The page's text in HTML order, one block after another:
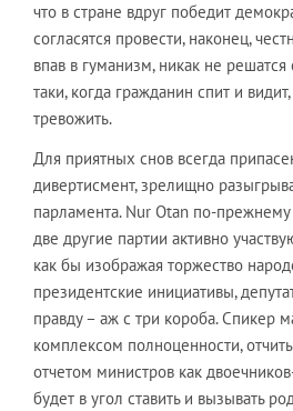
что в стране вдруг победит
согласятся провести, наконец,
впав в гуманизм, никак не решатся
таки, когда гражданин спит и
тревожить.
Для приятных снов всегда
дивертисмент, зрелищно
парламента. Nur Otan по-
две другие партии активно
как бы изображая торжество
президентские инициативы,
правду – аж с три короба. Спикер
комплексом полноценности,
отчетом министров как
будет в угол ставить и вызывать